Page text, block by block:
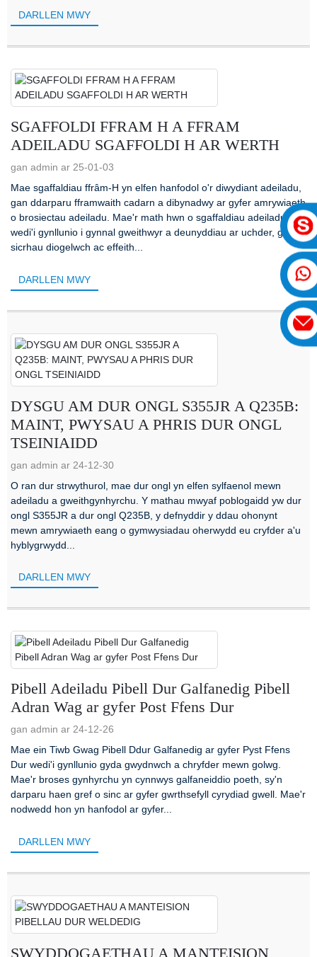
DARLLEN MWY
SGAFFOLDI FFRAM H A FFRAM
ADEILADU SGAFFOLDI H AR WERTH
gan admin ar 25-01-03
Mae sgaffaldiau ffrâm-H yn elfen hanfodol o'r diwydiant adeiladu,
gan ddarparu fframwaith cadarn a dibynadwy ar gyfer amrywiaeth
o brosiectau adeiladu. Mae'r math hwn o sgaffaldiau adeiladu
wedi'i gynllunio i gynnal gweithwyr a deunyddiau ar uchder, gan
sicrhau diogelwch ac effeith...
DARLLEN MWY
DYSGU AM DUR ONGL S355JR A Q235B:
MAINT, PWYSAU A PHRIS DUR ONGL
TSEINIAIDD
gan admin ar 24-12-30
O ran dur strwythurol, mae dur ongl yn elfen sylfaenol mewn
adeiladu a gweithgynhyrchu. Y mathau mwyaf poblogaidd yw dur
ongl S355JR a dur ongl Q235B, y defnyddir y ddau ohonynt
mewn amrywiaeth eang o gymwysiadau oherwydd eu cryfder a'u
hyblygrwydd...
DARLLEN MWY
Pibell Adeiladu Pibell Dur Galfanedig Pibell
Adran Wag ar gyfer Post Ffens Dur
gan admin ar 24-12-26
Mae ein Tiwb Gwag Pibell Ddur Galfanedig ar gyfer Pyst Ffens
Dur wedi'i gynllunio gyda gwydnwch a chryfder mewn golwg.
Mae'r broses gynhyrchu yn cynnwys galfaneiddio poeth, sy'n
darparu haen gref o sinc ar gyfer gwrthsefyll cyrydiad gwell. Mae'r
nodwedd hon yn hanfodol ar gyfer...
DARLLEN MWY
SWYDDOGAETHAU A MANTEISION